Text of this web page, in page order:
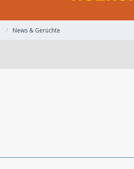
News & Gerüchte